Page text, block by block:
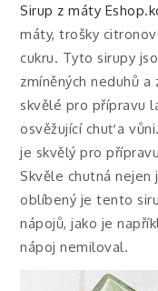
Sirup z máty
máty, trošky
cukru. Tyto sirupy
zmíněných neduhů
skvělé pro přípravu
osvěžující chuť a
je skvělý pro
Skvěle chutná nejen
oblíbený je tento
nápojů, jako je
nápoj nemiloval.